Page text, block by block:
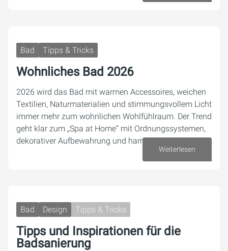
Bad Tipps & Tricks
Wohnliches Bad 2026
2026 wird das Bad mit warmen Accessoires, weichen
Textilien, Naturmaterialien und stimmungsvollem Licht
immer mehr zum wohnlichen Wohlfühlraum. Der Trend
geht klar zum „Spa at Home“ mit Ordnungssystemen,
dekorativer Aufbewahrung und harmonischen…
Weiterlesen
Bad Design Tipps & Tricks
Tipps und Inspirationen für die
Badsanierung